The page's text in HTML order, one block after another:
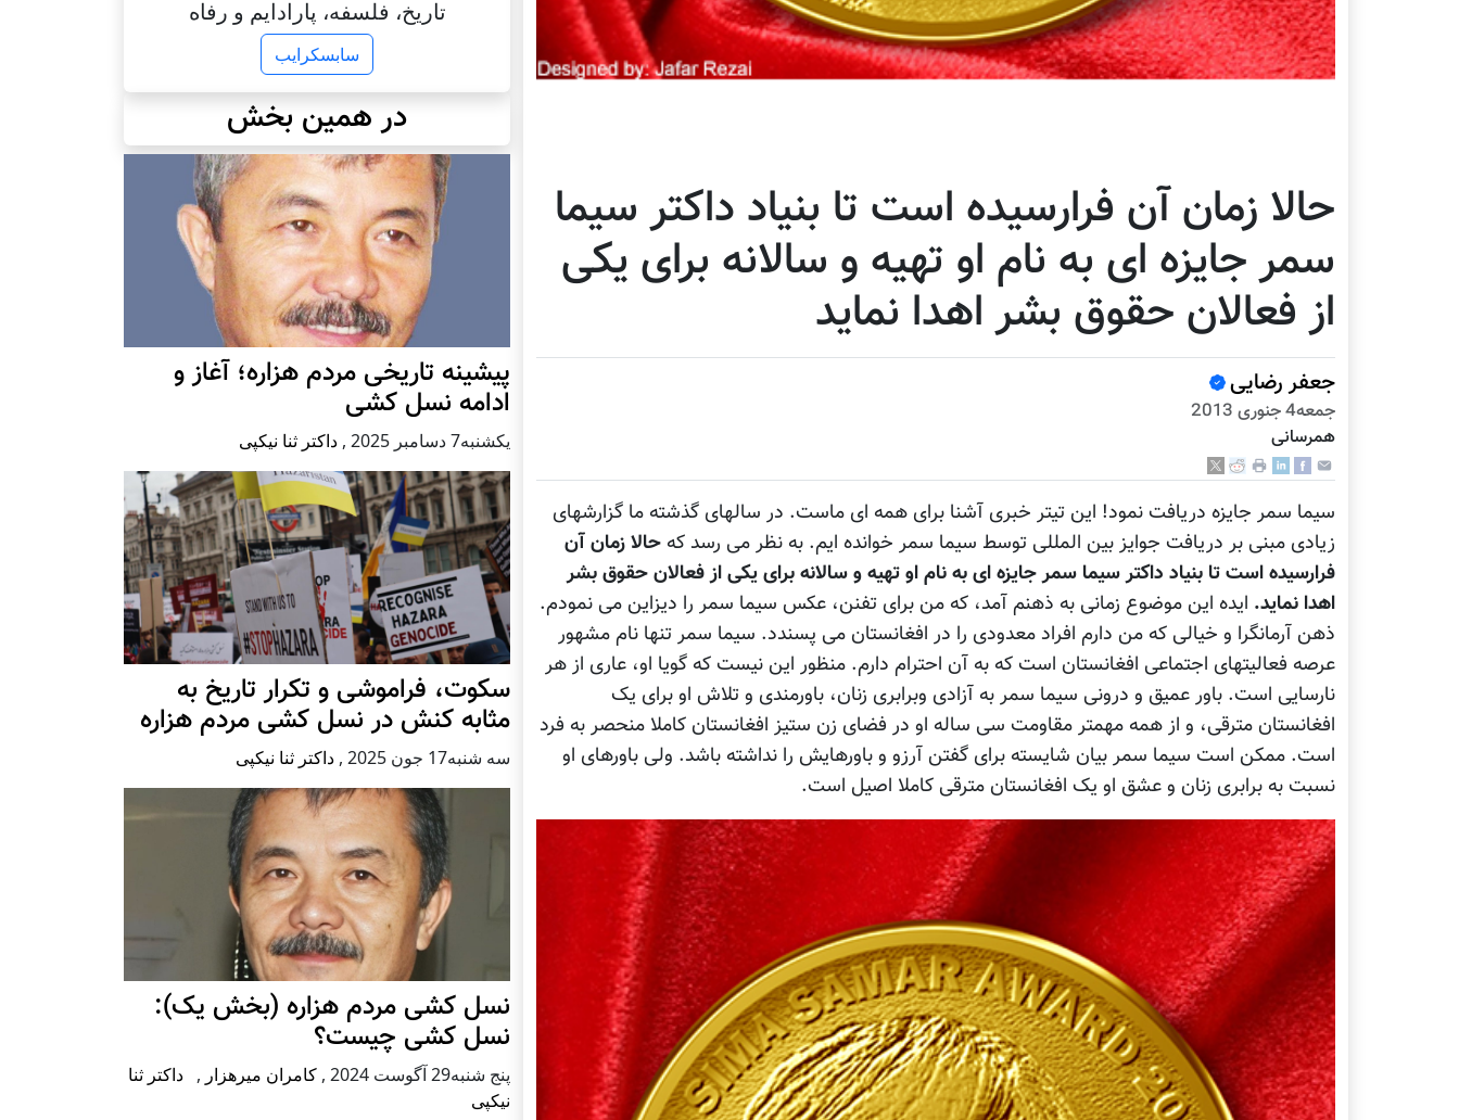
حالا زمان آن فرارسیده است تا بنیاد داکتر سیما
سمر جایزه ای به نام او تهیه و سالانه برای یکی
از فعالان حقوق بشر اهدا نماید
جعفر رضایی
جمعه4 جنوری 2013
همرسانی
سیما سمر جایزه دریافت نمود! این تیتر خبری آشنا برای همه ای ماست. در سالهای گذشته ما گزارشهای
زیادی مبنی بر دریافت جوایز بین المللی توسط سیما سمر خوانده ایم. به نظر می رسد که حالا زمان آن
فرارسیده است تا بنیاد داکتر سیما سمر جایزه ای به نام او تهیه و سالانه برای یکی از فعالان حقوق بشر
اهدا نماید. ایده این موضوع زمانی به ذهنم آمد، که من برای تفنن، عکس سیما سمر را دیزاین می نمودم.
ذهن آرمانگرا و خیالی که من دارم افراد معدودی را در افغانستان می پسندد. سیما سمر تنها نام مشهور
عرصه فعالیتهای اجتماعی افغانستان است که به آن احترام دارم. منظور این نیست که گویا او، عاری از هر
نارسایی است. باور عمیق و درونی سیما سمر به آزادی وبرابری زنان، باورمندی و تلاش او برای یک
افغانستان مترقی، و از همه مهمتر مقاومت سی ساله او در فضای زن ستیز افغانستان کاملا منحصر به فرد
است. ممکن است سیما سمر بیان شایسته برای گفتن آرزو و باورهایش را نداشته باشد. ولی باورهای او
نسبت به برابری زنان و عشق او یک افغانستان مترقی کاملا اصیل است.
تاریخ، فلسفه، پارادایم و رفاه
سابسکرایب
در همین بخش
پيشينه تاريخی مردم هزاره؛ آغاز و
ادامه نسل کشی
يكشنبه7 دسامبر 2025 , داکتر ثنا نیکپی
سکوت، فراموشی و تکرار تاريخ به
مثابه کنش در نسل کشی مردم هزاره
سه شنبه17 جون 2025 , داکتر ثنا نیکپی
نسل کشی مردم هزاره (بخش یک):
نسل کشی چیست؟
پنج شنبه29 آگوست 2024 , کامران میرهزار , داکتر ثنا
نیکپی